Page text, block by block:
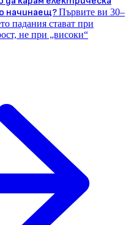
начинаещ?Първите ви 30–
падания стават при
не при „високи“